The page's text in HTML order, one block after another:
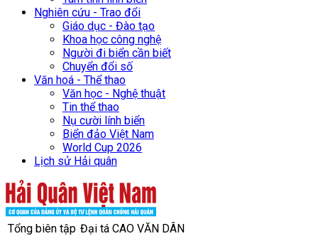
Nghiên cứu - Trao đổi
Giáo dục - Đào tạo
Khoa học công nghệ
Người đi biển cần biết
Chuyển đổi số
Văn hoá - Thể thao
Văn học - Nghệ thuật
Tin thể thao
Nụ cười lính biển
Biển đảo Việt Nam
World Cup 2026
Lịch sử Hải quân
Tổng biên tập Đại tá CAO VĂN DÂN